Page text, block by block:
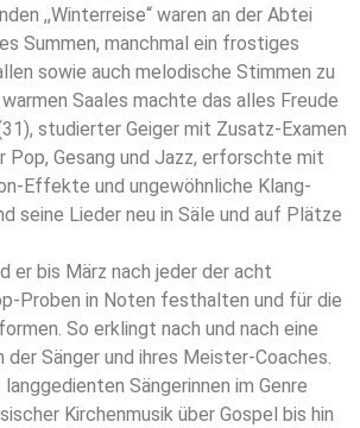
,,Winterreise“ waren an der Abtei
Summen, manchmal ein frostiges
sowie auch melodische Stimmen zu
Saales machte das alles Freude
studierter Geiger mit Zusatz-Examen
Pop, Gesang und Jazz, erforschte mit
Effekte und ungewöhnliche Klang-
seine Lieder neu in Säle und auf Plätze
er bis März nach jeder der acht
Proben in Noten festhalten und für die
So erklingt nach und nach eine
Sänger und ihres Meister-Coaches.
Sängerinnen im Genre
Kirchenmusik über Gospel bis hin